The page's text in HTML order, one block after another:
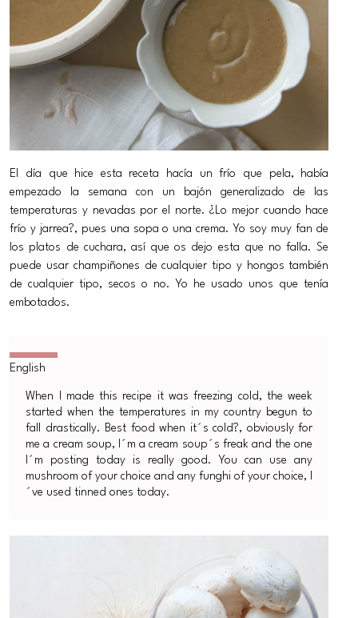
El día que hice esta receta hacía un frío que pela, había
empezado la semana con un bajón generalizado de las
temperaturas y nevadas por el norte. ¿Lo mejor cuando hace
frío y jarrea?, pues una sopa o una crema. Yo soy muy fan de
los platos de cuchara, así que os dejo esta que no falla. Se
puede usar champiñones de cualquier tipo y hongos también
de cualquier tipo, secos o no. Yo he usado unos que tenía
embotados.
When I made this recipe it was freezing cold, the week
started when the temperatures in my country begun to
fall drastically. Best food when it´s cold?, obviously for
me a cream soup, I´m a cream soup´s freak and the one
I´m posting today is really good. You can use any
mushroom of your choice and any funghi of your choice, I
´ve used tinned ones today.